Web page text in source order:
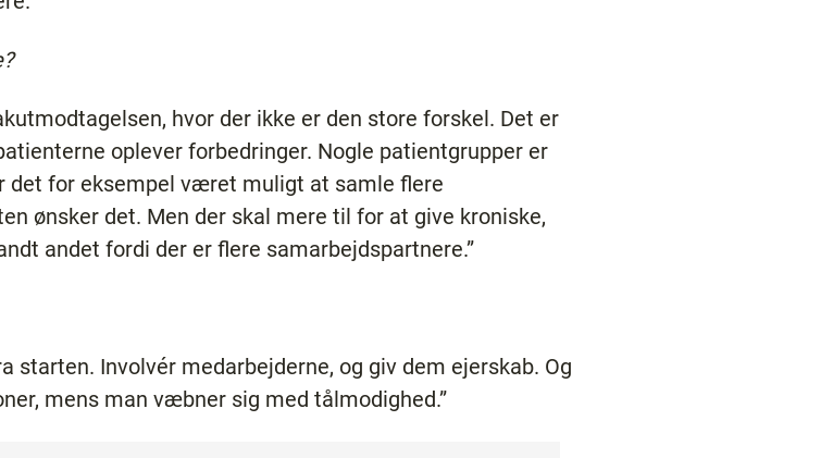
hvor der ikke er den store forskel. Det er
oplever forbedringer. Nogle patientgrupper er
det for eksempel været muligt at samle flere
ønsker det. Men der skal mere til for at give kroniske,
andet fordi der er flere samarbejdspartnere.”
starten. Involvér medarbejderne, og giv dem ejerskab. Og
mens man væbner sig med tålmodighed.”